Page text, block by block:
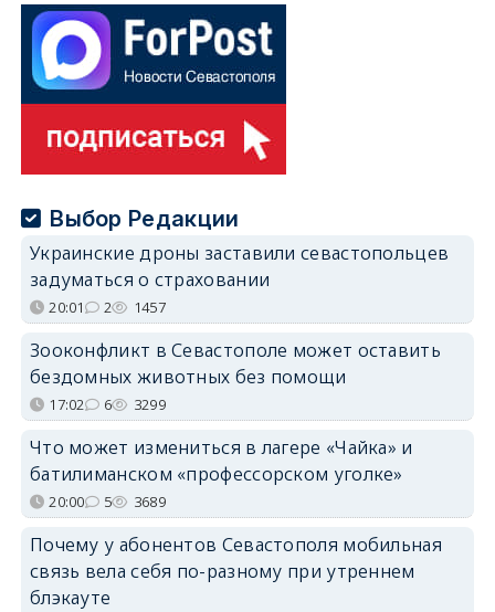
Выбор Редакции
Украинские дроны заставили севастопольцев
задуматься о страховании
20:01 2 1457
Зооконфликт в Севастополе может оставить
бездомных животных без помощи
17:02 6 3299
Что может измениться в лагере «Чайка» и
батилиманском «профессорском уголке»
20:00 5 3689
Почему у абонентов Севастополя мобильная
связь вела себя по-разному при утреннем
блэкауте